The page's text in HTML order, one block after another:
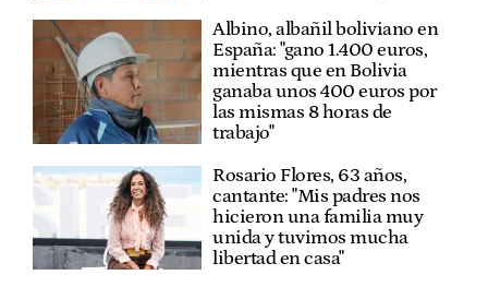
Albino, albañil boliviano en
España: "gano 1.400 euros,
mientras que en Bolivia
ganaba unos 400 euros por
las mismas 8 horas de
trabajo"
Rosario Flores, 63 años,
cantante: "Mis padres nos
hicieron una familia muy
unida y tuvimos mucha
libertad en casa"